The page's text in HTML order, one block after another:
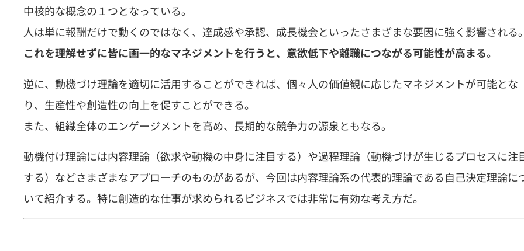
中核的な概念の１つとなっている。
人は単に報酬だけで動くのではなく、達成感や承認、成長機会といったさまざまな要因に強く影響される
これを理解せずに皆に画一的なマネジメントを行うと、意欲低下や離職につながる可能性が高まる。
逆に、動機づけ理論を適切に活用することができれば、個々人の価値観に応じたマネジメントが可能とな
り、生産性や創造性の向上を促すことができる。
また、組織全体のエンゲージメントを高め、長期的な競争力の源泉ともなる。
動機付け理論には内容理論（欲求や動機の中身に注目する）や過程理論（動機づけが生じるプロセスに注
する）などさまざまなアプローチのものがあるが、今回は内容理論系の代表的理論である自己決定理論に
いて紹介する。特に創造的な仕事が求められるビジネスでは非常に有効な考え方だ。